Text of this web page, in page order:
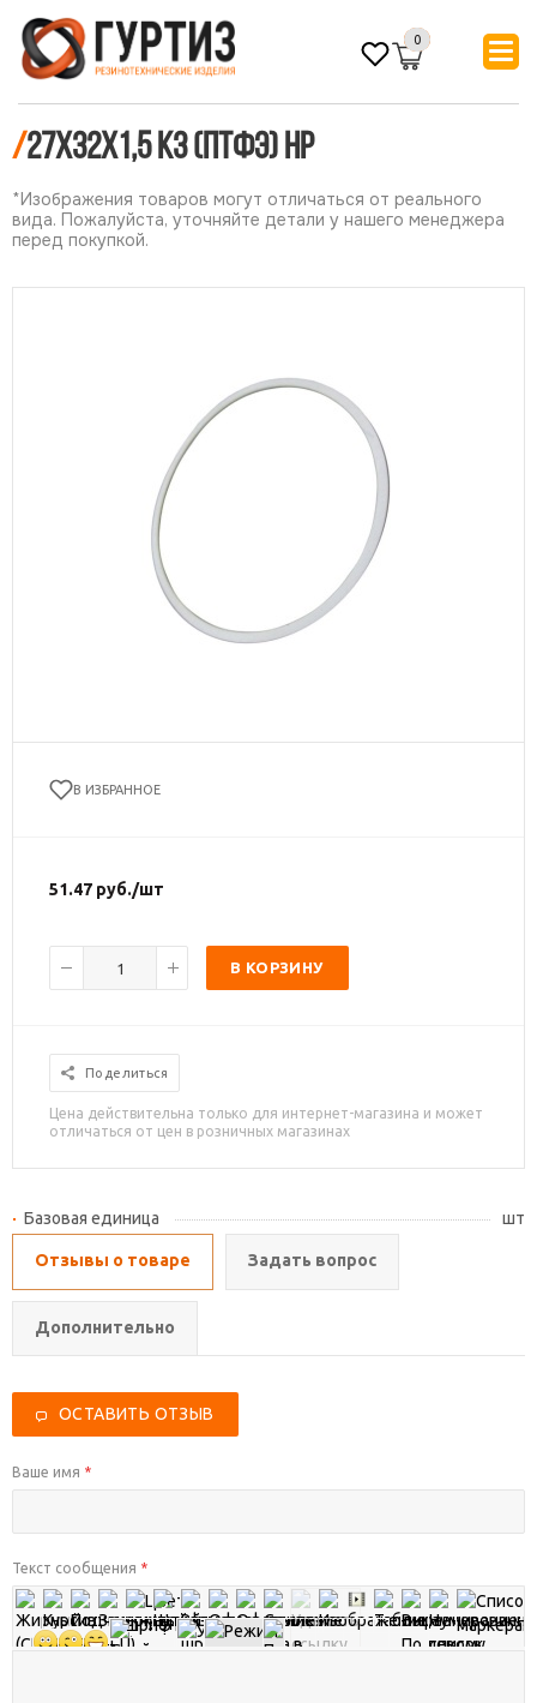
0
/27х32х1,5 КЗ (ПТФЭ) НР
*Изображения товаров могут отличаться от реального
вида. Пожалуйста, уточняйте детали у нашего менеджера
перед покупкой.
В ИЗБРАННОЕ
51.47 руб./шт
В КОРЗИНУ
Поделиться
Цена действительна только для интернет-магазина и может
отличаться от цен в розничных магазинах
Базовая единица шт
Отзывы о товаре Задать вопрос
Дополнительно
ОСТАВИТЬ ОТЗЫВ
Ваше имя *
Текст сообщения *